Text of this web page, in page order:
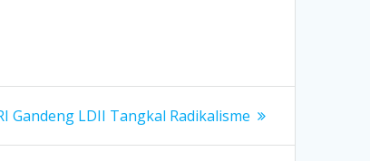
Gandeng LDII Tangkal Radikalisme